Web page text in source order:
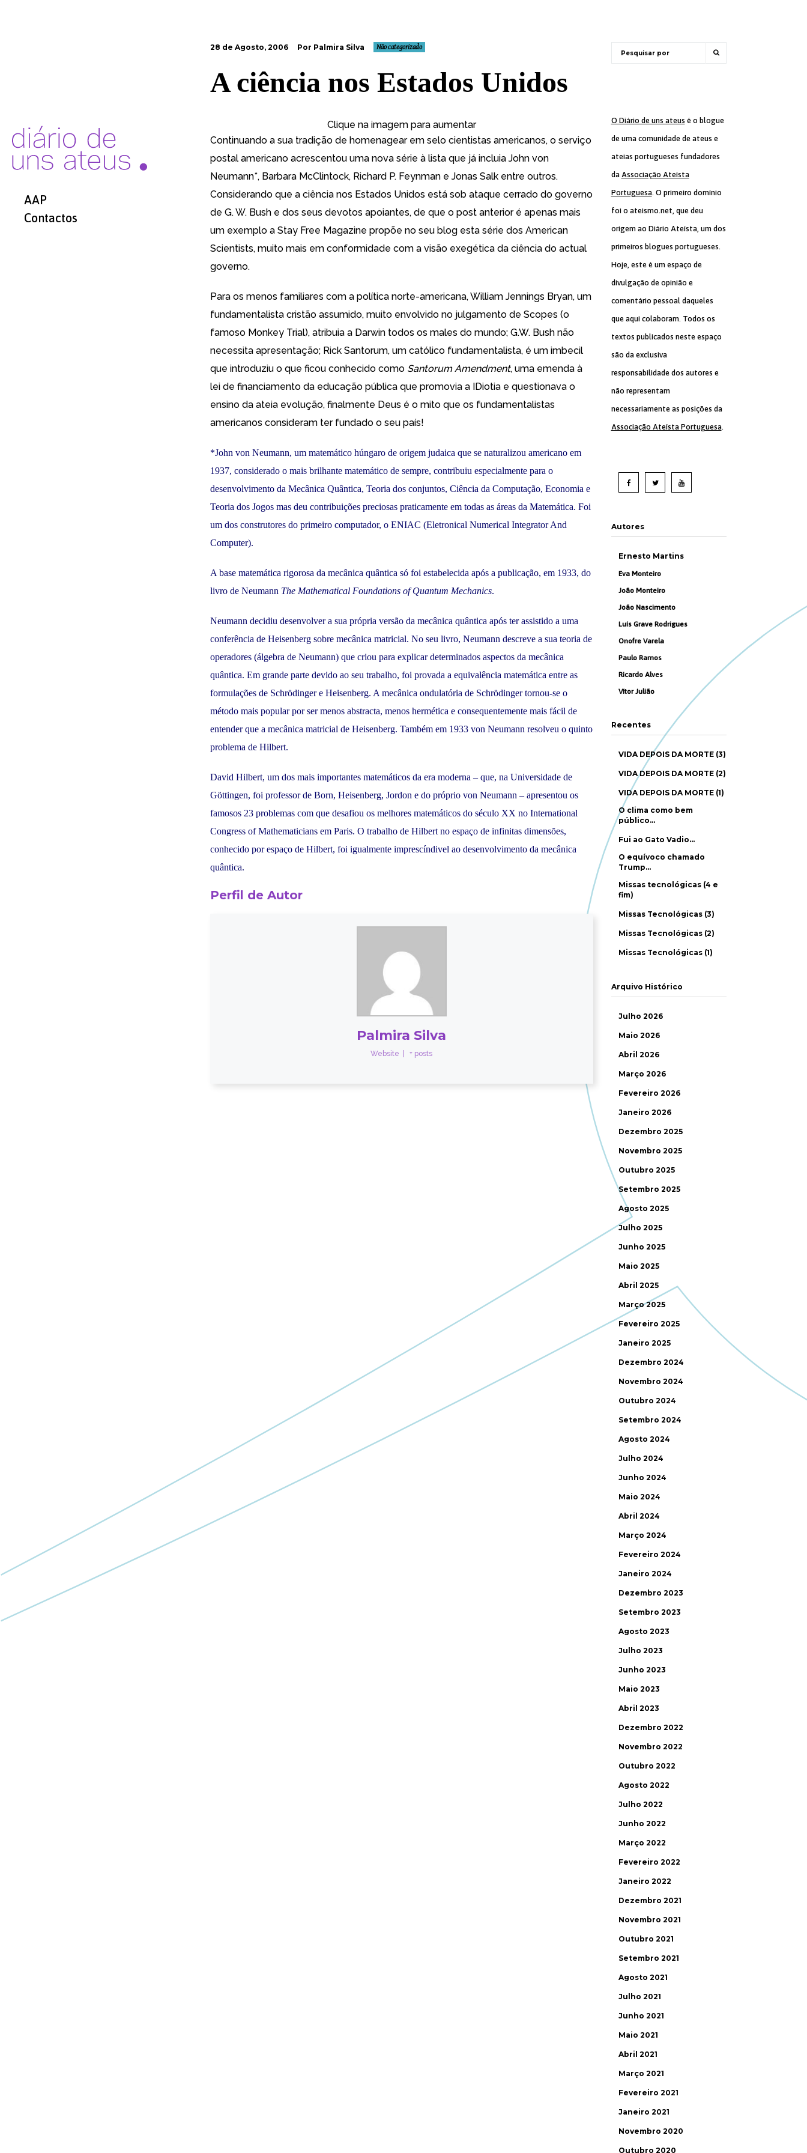
AAP
Contactos
28 de Agosto, 2006 Por Palmira Silva Não categorizado
A ciência nos Estados Unidos
Clique na imagem para aumentar
Continuando a sua tradição de homenagearem selo cientistas americanos, o serviço
postal americano acrescentou uma nova série à lista que já incluia John von
Neumann*, Barbara McClintock, Richard P. Feynman e Jonas Salk entre outros.
Considerando que a ciência nos Estados Unidos está sob ataque cerrado do governo
de G. W. Bush e dos seus devotos apoiantes, de que o post anterioré apenas mais
um exemplo a Stay Free Magazine propõe no seu blog esta série dos American
Scientists, muito mais em conformidade com a visão exegética da ciência do actual
governo.
Para os menos familiares com a política norte-americana,William Jennings Bryan, um
fundamentalista cristão assumido, muito envolvido no julgamento de Scopes (o
famoso Monkey Trial), atribuia a Darwin todos os males do mundo; G.W. Bush não
necessita apresentação; Rick Santorum, um católico fundamentalista, é um imbecil
que introduziu o que ficou conhecido como Santorum Amendment, uma emenda à
lei de financiamento da educação pública que promovia a IDiotia e questionava o
ensino da ateia evolução, finalmente Deus é o mito que os fundamentalistas
americanos consideram ter fundado o seu país!
*John von Neumann, um matemático húngaro de origem judaica que se naturalizou americano em
1937, considerado o mais brilhante matemático de sempre, contribuiu especialmente para o
desenvolvimento da Mecânica Quântica, Teoria dos conjuntos, Ciência da Computação, Economia e
Teoria dos Jogos mas deu contribuições preciosas praticamente em todas as áreas da Matemática. Foi
um dos construtores do primeiro computador, o ENIAC (Eletronical Numerical Integrator And
Computer).
A base matemática rigorosa da mecânica quântica só foi estabelecida após a publicação, em 1933, do
livro de Neumann The Mathematical Foundations of Quantum Mechanics.
Neumann decidiu desenvolver a sua própria versão da mecânica quântica após ter assistido a uma
conferência de Heisenberg sobre mecânica matricial. No seu livro, Neumann descreve a sua teoria de
operadores (álgebra de Neumann) que criou para explicar determinados aspectos da mecânica
quântica. Em grande parte devido ao seu trabalho, foi provada a equivalência matemática entre as
formulações de Schrödinger e Heisenberg. A mecânica ondulatória de Schrödinger tornou-se o
método mais popular por ser menos abstracta, menos hermética e consequentemente mais fácil de
entender que a mecânica matricial de Heisenberg. Também em 1933 von Neumann resolveu o quinto
problema de Hilbert.
David Hilbert, um dos mais importantes matemáticos da era moderna – que, na Universidade de
Göttingen, foi professor de Born, Heisenberg, Jordon e do próprio von Neumann – apresentou os
famosos 23 problemas com que desafiou os melhores matemáticos do século XX no International
Congress of Mathematicians em Paris. O trabalho de Hilbert no espaço de infinitas dimensões,
conhecido por espaço de Hilbert, foi igualmente imprescíndivel ao desenvolvimento da mecânica
quântica.
Perfil de Autor
Palmira Silva
Website + posts
O Diário de uns ateus é o blogue
de uma comunidade de ateus e
ateias portugueses fundadores
da Associação Ateísta
Portuguesa. O primeiro domínio
foi o ateismo.net, que deu
origem ao Diário Ateísta, um dos
primeiros blogues portugueses.
Hoje, este é um espaço de
divulgação de opinião e
comentário pessoal daqueles
que aqui colaboram. Todos os
textos publicados neste espaço
são da exclusiva
responsabilidade dos autores e
não representam
necessariamente as posições da
Associação Ateísta Portuguesa.
Autores
Ernesto Martins
Eva Monteiro
João Monteiro
João Nascimento
Luís Grave Rodrigues
Onofre Varela
Paulo Ramos
Ricardo Alves
Vítor Julião
Recentes
VIDA DEPOIS DA MORTE (3)
VIDA DEPOIS DA MORTE (2)
VIDA DEPOIS DA MORTE (1)
O clima como bem
público…
Fui ao Gato Vadio…
O equívoco chamado
Trump…
Missas tecnológicas (4 e
fim)
Missas Tecnológicas (3)
Missas Tecnológicas (2)
Missas Tecnológicas (1)
Arquivo Histórico
Julho 2026
Maio 2026
Abril 2026
Março 2026
Fevereiro 2026
Janeiro 2026
Dezembro 2025
Novembro 2025
Outubro 2025
Setembro 2025
Agosto 2025
Julho 2025
Junho 2025
Maio 2025
Abril 2025
Março 2025
Fevereiro 2025
Janeiro 2025
Dezembro 2024
Novembro 2024
Outubro 2024
Setembro 2024
Agosto 2024
Julho 2024
Junho 2024
Maio 2024
Abril 2024
Março 2024
Fevereiro 2024
Janeiro 2024
Dezembro 2023
Setembro 2023
Agosto 2023
Julho 2023
Junho 2023
Maio 2023
Abril 2023
Dezembro 2022
Novembro 2022
Outubro 2022
Agosto 2022
Julho 2022
Junho 2022
Março 2022
Fevereiro 2022
Janeiro 2022
Dezembro 2021
Novembro 2021
Outubro 2021
Setembro 2021
Agosto 2021
Julho 2021
Junho 2021
Maio 2021
Abril 2021
Março 2021
Fevereiro 2021
Janeiro 2021
Novembro 2020
Outubro 2020